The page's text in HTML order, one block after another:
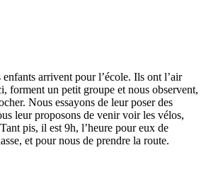
arrivent pour l’école. Ils ont l’air
forment un petit groupe et nous observent,
Nous essayons de leur poser des
leur proposons de venir voir les vélos,
pis, il est 9h, l’heure pour eux de
et pour nous de prendre la route.